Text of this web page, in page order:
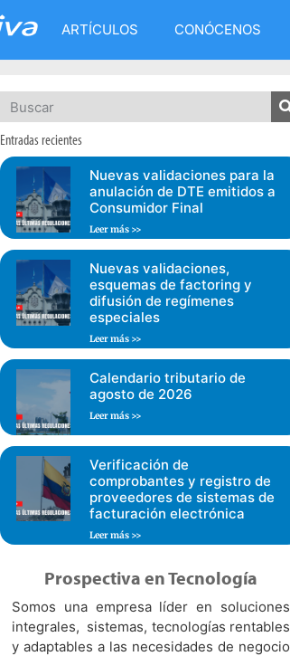
ARTÍCULOS CONÓCENOS
Entradas recientes
Nuevas validaciones para la
anulación de DTE emitidos a
Consumidor Final
Leer más >>
Nuevas validaciones,
esquemas de factoring y
difusión de regímenes
especiales
Leer más >>
Calendario tributario de
agosto de 2026
Leer más >>
Verificación de
comprobantes y registro de
proveedores de sistemas de
facturación electrónica
Leer más >>
Prospectiva en Tecnología
Somos una empresa líder en soluciones
integrales, sistemas, tecnologías rentables
y adaptables a las necesidades de negocio